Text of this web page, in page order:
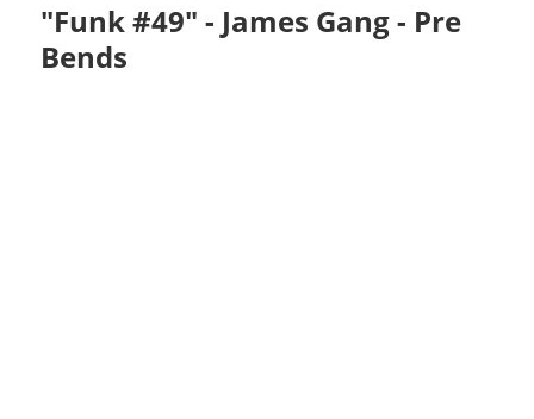
"Funk #49" - James Gang - Pre
Bends